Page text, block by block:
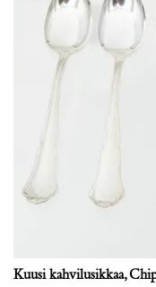
Kuusi kahvilusikkaa,